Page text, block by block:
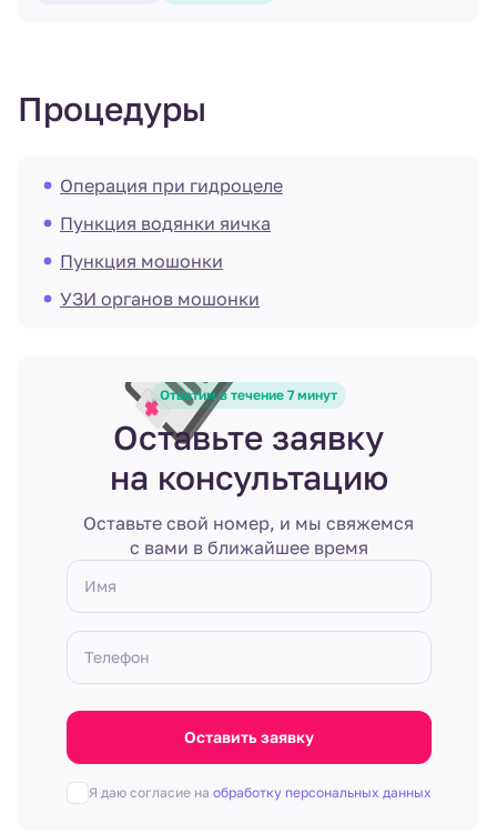
Процедуры
Операция при гидроцеле
Пункция водянки яичка
Пункция мошонки
УЗИ органов мошонки
Ответим в течение 7 минут
Оставьте заявку
на консультацию
Оставьте свой номер, и мы свяжемся
с вами в ближайшее время
Имя
Телефон
Оставить заявку
Я даю согласие на обработку персональных данных